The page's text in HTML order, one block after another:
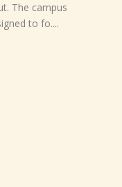
The campus
to fo....